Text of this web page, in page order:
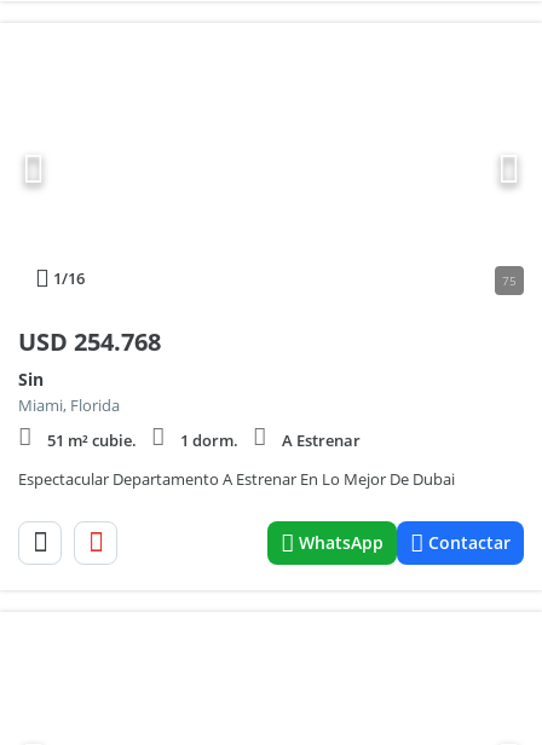
1/16 75
USD 254.768
Sin
Miami, Florida
51 m² cubie.
1 dorm.
A Estrenar
Espectacular Departamento A Estrenar En Lo Mejor De Dubai
WhatsApp Contactar